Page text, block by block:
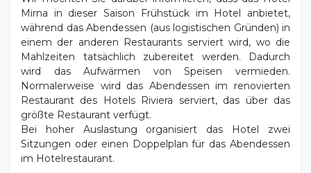
während das Abendessen (aus logistischen Gründen) in
einem der anderen Restaurants serviert wird, wo die
Mahlzeiten tatsächlich zubereitet werden. Dadurch
wird das Aufwärmen von Speisen vermieden.
Normalerweise wird das Abendessen im renovierten
Restaurant des Hotels Riviera serviert, das über das
größte Restaurant verfügt.
Bei hoher Auslastung organisiert das Hotel zwei
Sitzungen oder einen Doppelplan für das Abendessen
im Hotelrestaurant.
Aufzeichnungen